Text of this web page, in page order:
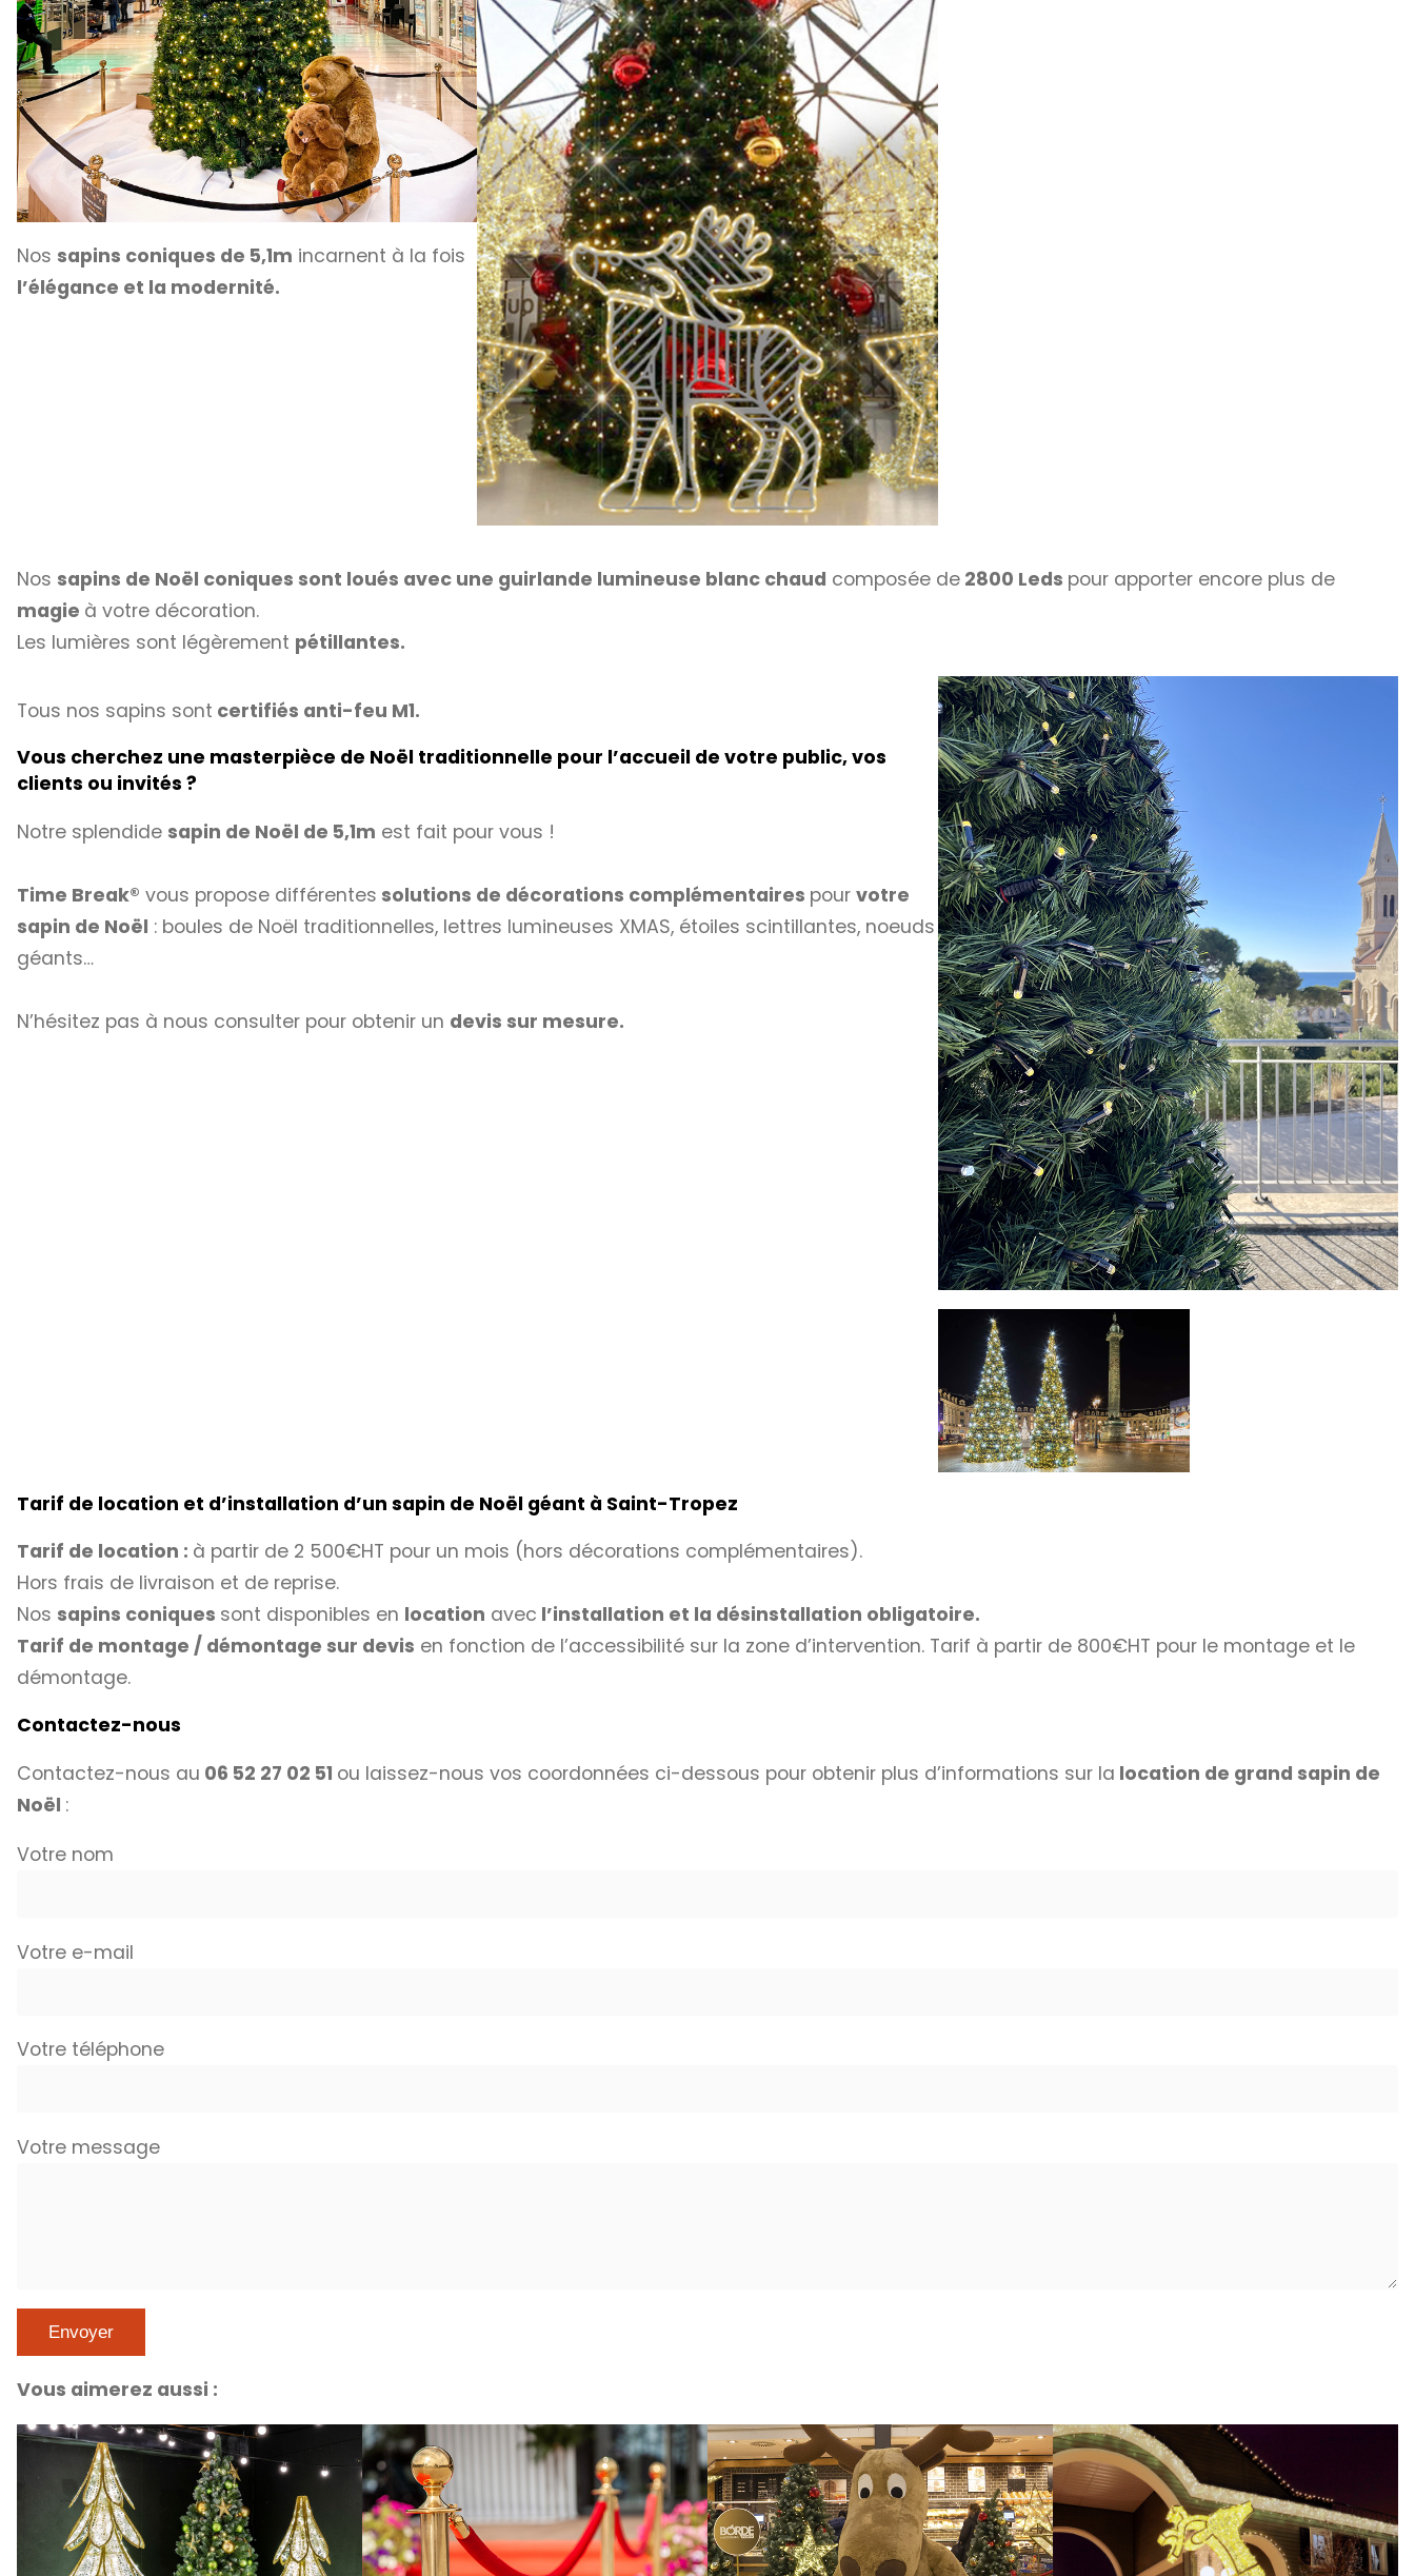
Nos sapins coniques de 5,1m incarnent à la fois
l’élégance et la modernité.
Nos sapins de Noël coniques sont loués avec une guirlande lumineuse blanc chaud composée de 2800 Leds pour apporter encore plus de
magie à votre décoration.
Les lumières sont légèrement pétillantes.
Tous nos sapins sont certifiés anti-feu M1.
Vous cherchez une masterpièce de Noël traditionnelle pour l’accueil de votre public, vos
clients ou invités ?
Notre splendide sapin de Noël de 5,1m est fait pour vous !
Time Break® vous propose différentes solutions de décorations complémentaires pour votre
sapin de Noël : boules de Noël traditionnelles, lettres lumineuses XMAS, étoiles scintillantes, noeuds
géants…
N’hésitez pas à nous consulter pour obtenir un devis sur mesure.
Tarif de location et d’installation d’un sapin de Noël géant à Saint-Tropez
Tarif de location : à partir de 2 500€HT pour un mois (hors décorations complémentaires).
Hors frais de livraison et de reprise.
Nos sapins coniques sont disponibles en location avec l’installation et la désinstallation obligatoire.
Tarif de montage / démontage sur devis en fonction de l’accessibilité sur la zone d’intervention. Tarif à partir de 800€HT pour le montage et le
démontage.
Contactez-nous
Contactez-nous au 06 52 27 02 51 ou laissez-nous vos coordonnées ci-dessous pour obtenir plus d’informations sur la location de grand sapin de
Noël :
Votre nom
Votre e-mail
Votre téléphone
Votre message
Vous aimerez aussi :